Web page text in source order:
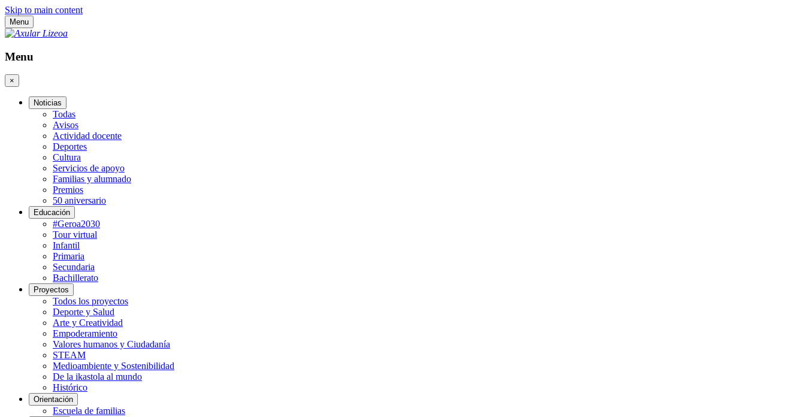
Skip to main content
Menu
Menu
×
Noticias
Todas
Avisos
Actividad docente
Deportes
Cultura
Servicios de apoyo
Familias y alumnado
Premios
50 aniversario
Educación
#Geroa2030
Tour virtual
Infantil
Primaria
Secundaria
Bachillerato
Proyectos
Todos los proyectos
Deporte y Salud
Arte y Creatividad
Empoderamiento
Valores humanos y Ciudadanía
STEAM
Medioambiente y Sostenibilidad
De la ikastola al mundo
Histórico
Orientación
Escuela de familias